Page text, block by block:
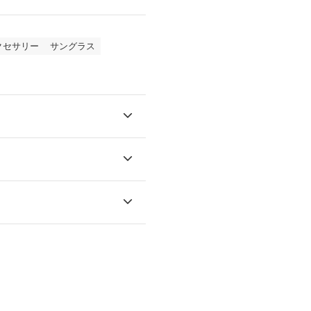
セサリー サングラス